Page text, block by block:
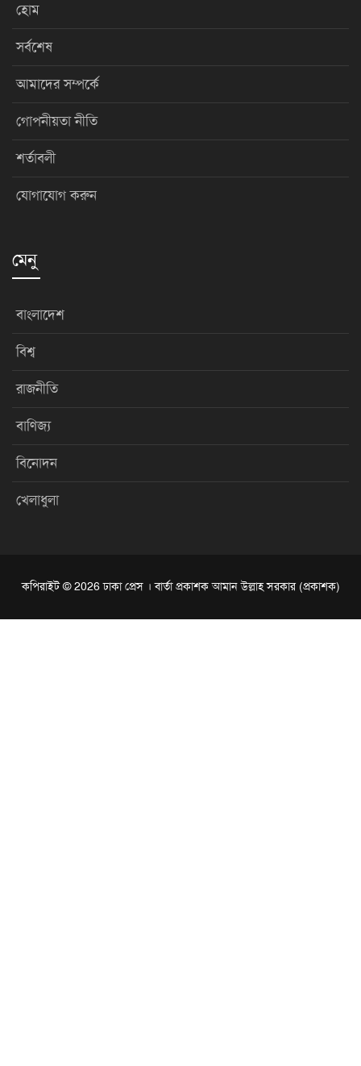
হোম
সর্বশেষ
আমাদের সম্পর্কে
গোপনীয়তা নীতি
শর্তাবলী
যোগাযোগ করুন
মেনু
বাংলাদেশ
বিশ্ব
রাজনীতি
বাণিজ্য
বিনোদন
খেলাধুলা
কপিরাইট © 2026 ঢাকা প্রেস । বার্তা প্রকাশক আমান উল্লাহ সরকার (প্রকাশক)